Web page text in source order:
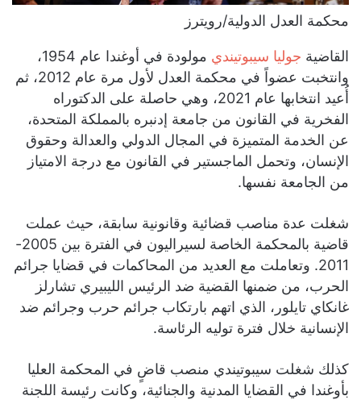
محكمة العدل الدولية/رويترز
القاضية جوليا سيبوتيندي
مولودة في أوغندا عام 1954،
وانتخبت عضواً في محكمة العدل لأول مرة عام 2012، ثم
أُعيد انتخابها عام 2021، وهي حاصلة على الدكتوراه
الفخرية في القانون من جامعة إدنبره بالمملكة المتحدة،
عن الخدمة المتميزة في المجال الدولي والعدالة وحقوق
الإنسان، وتحمل الماجستير في القانون مع درجة الامتياز
من الجامعة نفسها.
شغلت عدة مناصب قضائية وقانونية سابقة، حيث عملت
قاضية بالمحكمة الخاصة لسيراليون في الفترة بين 2005-
2011. وتعاملت مع العديد من المحاكمات في قضايا جرائم
الحرب، من ضمنها القضية ضد الرئيس الليبيري تشارلز
غانكاي تايلور، الذي اتهم بارتكاب جرائم حرب وجرائم ضد
الإنسانية خلال فترة توليه الرئاسة.
كذلك شغلت سيبوتيندي منصب قاضٍ في المحكمة العليا
بأوغندا في القضايا المدنية والجنائية، وكانت رئيسة اللجنة